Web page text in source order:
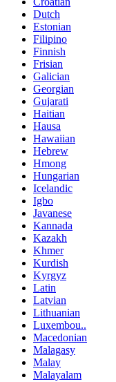
Dutch
Estonian
Filipino
Finnish
Frisian
Galician
Georgian
Gujarati
Haitian
Hausa
Hawaiian
Hebrew
Hmong
Hungarian
Icelandic
Igbo
Javanese
Kannada
Kazakh
Khmer
Kurdish
Kyrgyz
Latin
Latvian
Lithuanian
Luxembou..
Macedonian
Malagasy
Malay
Malayalam